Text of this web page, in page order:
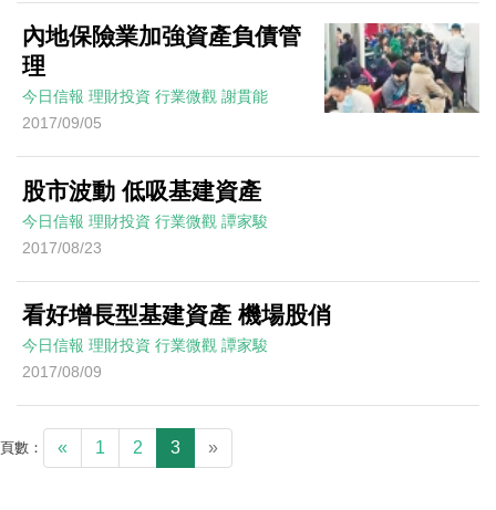
內地保險業加強資產負債管
理
今日信報 理財投資 行業微觀 謝貫能
2017/09/05
股市波動 低吸基建資產
今日信報 理財投資 行業微觀 譚家駿
2017/08/23
看好增長型基建資產 機場股俏
今日信報 理財投資 行業微觀 譚家駿
2017/08/09
頁數： « 1 2 3 »